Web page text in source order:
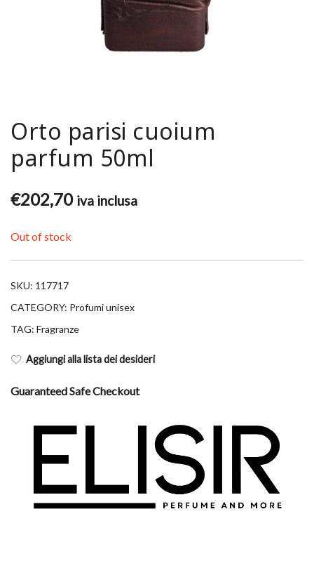
Orto parisi cuoium
parfum 50ml
€202,70 iva inclusa
Out of stock
SKU: 117717
CATEGORY: Profumi unisex
TAG: Fragranze
Aggiungi alla lista dei desideri
Guaranteed Safe Checkout